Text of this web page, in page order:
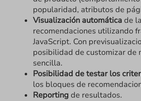
popularidad, atributos de
Visualización automática de
recomendaciones utilizando
JavaScript. Con
posibilidad de customizar de
sencilla.
Posibilidad de testar los
los bloques de
Reporting de resultados.